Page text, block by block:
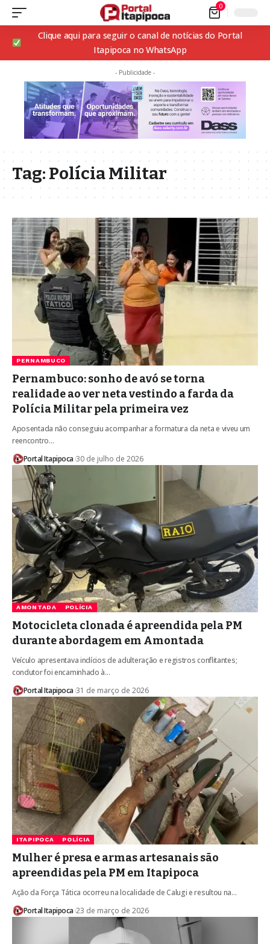
0
Clique aqui para seguir o canal de notícias do Portal
Itapipoca no WhatsApp
- Publicidade -
Tag:Polícia Militar
PERNAMBUCO
Pernambuco: sonho de avó se torna
realidade ao ver neta vestindo a farda da
Polícia Militar pela primeira vez
Aposentada não conseguiu acompanhar a formatura da neta e viveu um
reencontro…
Portal Itapipoca 30 de julho de 2026
AMONTADA POLÍCIA
Motocicleta clonada é apreendida pela PM
durante abordagem em Amontada
Veículo apresentava indícios de adulteração e registros conflitantes;
condutor foi encaminhado à…
Portal Itapipoca 31 de março de 2026
ITAPIPOCA POLÍCIA
Mulher é presa e armas artesanais são
apreendidas pela PM em Itapipoca
Ação da Força Tática ocorreu na localidade de Calugi e resultou na…
Portal Itapipoca 23 de março de 2026